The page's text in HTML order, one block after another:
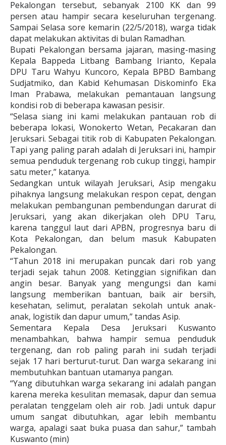
Pekalongan tersebut, sebanyak 2100 KK dan 99
persen atau hampir secara keseluruhan tergenang.
Sampai Selasa sore kemarin (22/5/2018), warga tidak
dapat melakukan aktivitas di bulan Ramadhan.
Bupati Pekalongan bersama jajaran, masing-masing
Kepala Bappeda Litbang Bambang Irianto, Kepala
DPU Taru Wahyu Kuncoro, Kepala BPBD Bambang
Sudjatmiko, dan Kabid Kehumasan Diskominfo Eka
Iman Prabawa, melakukan pemantauan langsung
kondisi rob di beberapa kawasan pesisir.
“Selasa siang ini kami melakukan pantauan rob di
beberapa lokasi, Wonokerto Wetan, Pecakaran dan
Jeruksari. Sebagai titik rob di Kabupaten Pekalongan.
Tapi yang paling parah adalah di Jeruksari ini, hampir
semua penduduk tergenang rob cukup tinggi, hampir
satu meter,” katanya.
Sedangkan untuk wilayah Jeruksari, Asip mengaku
pihaknya langsung melakukan respon cepat, dengan
melakukan pembangunan pembendungan darurat di
Jeruksari, yang akan dikerjakan oleh DPU Taru,
karena tanggul laut dari APBN, progresnya baru di
Kota Pekalongan, dan belum masuk Kabupaten
Pekalongan.
“Tahun 2018 ini merupakan puncak dari rob yang
terjadi sejak tahun 2008. Ketinggian signifikan dan
angin besar. Banyak yang mengungsi dan kami
langsung memberikan bantuan, baik air bersih,
kesehatan, selimut, peralatan sekolah untuk anak-
anak, logistik dan dapur umum,” tandas Asip.
Sementara Kepala Desa Jeruksari Kuswanto
menambahkan, bahwa hampir semua penduduk
tergenang, dan rob paling parah ini sudah terjadi
sejak 17 hari berturut-turut. Dan warga sekarang ini
membutuhkan bantuan utamanya pangan.
“Yang dibutuhkan warga sekarang ini adalah pangan
karena mereka kesulitan memasak, dapur dan semua
peralatan tenggelam oleh air rob. Jadi untuk dapur
umum sangat dibutuhkan, agar lebih membantu
warga, apalagi saat buka puasa dan sahur,” tambah
Kuswanto (min)